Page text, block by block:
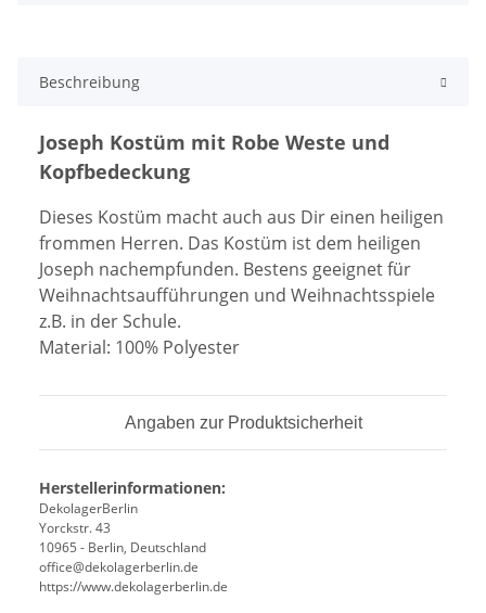
Beschreibung
Joseph Kostüm mit Robe Weste und
Kopfbedeckung
Dieses Kostüm macht auch aus Dir einen heiligen
frommen Herren. Das Kostüm ist dem heiligen
Joseph nachempfunden. Bestens geeignet für
Weihnachtsaufführungen und Weihnachtsspiele
z.B. in der Schule.
Material: 100% Polyester
Angaben zur Produktsicherheit
Herstellerinformationen:
DekolagerBerlin
Yorckstr. 43
10965 - Berlin, Deutschland
office@dekolagerberlin.de
https://www.dekolagerberlin.de